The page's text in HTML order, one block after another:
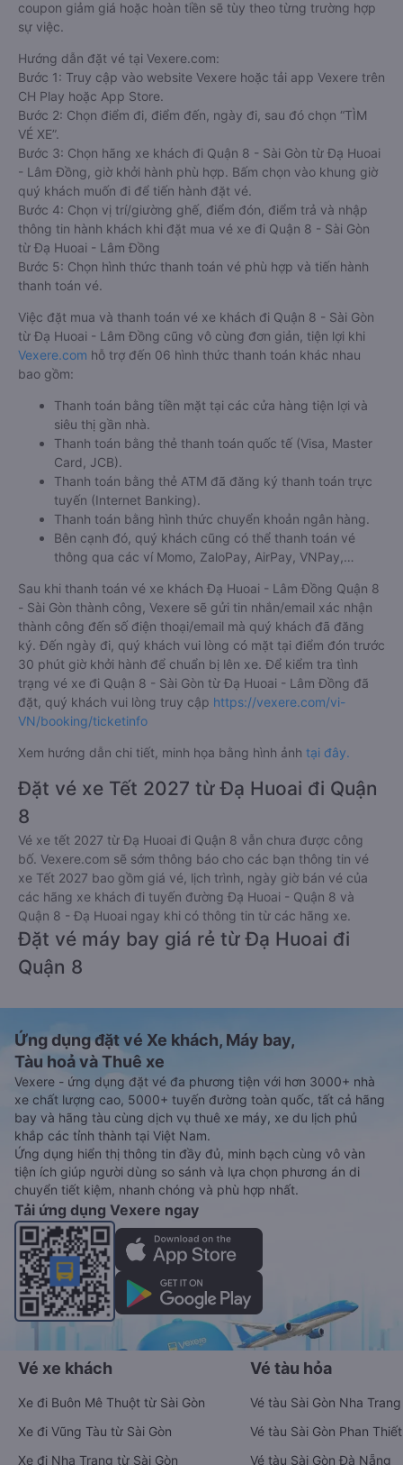
coupon giảm giá hoặc hoàn tiền sẽ tùy theo từng trường hợp
sự việc.
Hướng dẫn đặt vé tại Vexere.com:
Bước 1: Truy cập vào website Vexere hoặc tải app Vexere trên
CH Play hoặc App Store.
Bước 2: Chọn điểm đi, điểm đến, ngày đi, sau đó chọn “TÌM
VÉ XE”.
Bước 3: Chọn hãng xe khách đi Quận 8 - Sài Gòn từ Đạ Huoai
- Lâm Đồng, giờ khởi hành phù hợp. Bấm chọn vào khung giờ
quý khách muốn đi để tiến hành đặt vé.
Bước 4: Chọn vị trí/giường ghế, điểm đón, điểm trả và nhập
thông tin hành khách khi đặt mua vé xe đi Quận 8 - Sài Gòn
từ Đạ Huoai - Lâm Đồng
Bước 5: Chọn hình thức thanh toán vé phù hợp và tiến hành
thanh toán vé.
Việc đặt mua và thanh toán vé xe khách đi Quận 8 - Sài Gòn
từ Đạ Huoai - Lâm Đồng cũng vô cùng đơn giản, tiện lợi khi
Vexere.com hỗ trợ đến 06 hình thức thanh toán khác nhau
bao gồm:
Thanh toán bằng tiền mặt tại các cửa hàng tiện lợi và
siêu thị gần nhà.
Thanh toán bằng thẻ thanh toán quốc tế (Visa, Master
Card, JCB).
Thanh toán bằng thẻ ATM đã đăng ký thanh toán trực
tuyến (Internet Banking).
Thanh toán bằng hình thức chuyển khoản ngân hàng.
Bên cạnh đó, quý khách cũng có thể thanh toán vé
thông qua các ví Momo, ZaloPay, AirPay, VNPay,…
Sau khi thanh toán vé xe khách Đạ Huoai - Lâm Đồng Quận 8
- Sài Gòn thành công, Vexere sẽ gửi tin nhắn/email xác nhận
thành công đến số điện thoại/email mà quý khách đã đăng
ký. Đến ngày đi, quý khách vui lòng có mặt tại điểm đón trước
30 phút giờ khởi hành để chuẩn bị lên xe. Để kiểm tra tình
trạng vé xe đi Quận 8 - Sài Gòn từ Đạ Huoai - Lâm Đồng đã
đặt, quý khách vui lòng truy cập https://vexere.com/vi-
VN/booking/ticketinfo
Xem hướng dẫn chi tiết, minh họa bằng hình ảnh tại đây.
Đặt vé xe Tết 2027 từ Đạ Huoai đi Quận
8
Vé xe tết 2027 từ Đạ Huoai đi Quận 8 vẫn chưa được công
bố. Vexere.com sẽ sớm thông báo cho các bạn thông tin vé
xe Tết 2027 bao gồm giá vé, lịch trình, ngày giờ bán vé của
các hãng xe khách đi tuyến đường Đạ Huoai - Quận 8 và
Quận 8 - Đạ Huoai ngay khi có thông tin từ các hãng xe.
Đặt vé máy bay giá rẻ từ Đạ Huoai đi
Quận 8
Ứng dụng đặt vé Xe khách, Máy bay,
Tàu hoả và Thuê xe
Vexere - ứng dụng đặt vé đa phương tiện với hơn 3000+ nhà
xe chất lượng cao, 5000+ tuyến đường toàn quốc, tất cả hãng
bay và hãng tàu cùng dịch vụ thuê xe máy, xe du lịch phủ
khắp các tỉnh thành tại Việt Nam.
Ứng dụng hiển thị thông tin đầy đủ, minh bạch cùng vô vàn
tiện ích giúp người dùng so sánh và lựa chọn phương án di
chuyển tiết kiệm, nhanh chóng và phù hợp nhất.
Tải ứng dụng Vexere ngay
Vé xe khách
Xe đi Buôn Mê Thuột từ Sài Gòn
Xe đi Vũng Tàu từ Sài Gòn
Xe đi Nha Trang từ Sài Gòn
Vé tàu hỏa
Vé tàu Sài Gòn Nha Trang
Vé tàu Sài Gòn Phan Thiết
Vé tàu Sài Gòn Đà Nẵng